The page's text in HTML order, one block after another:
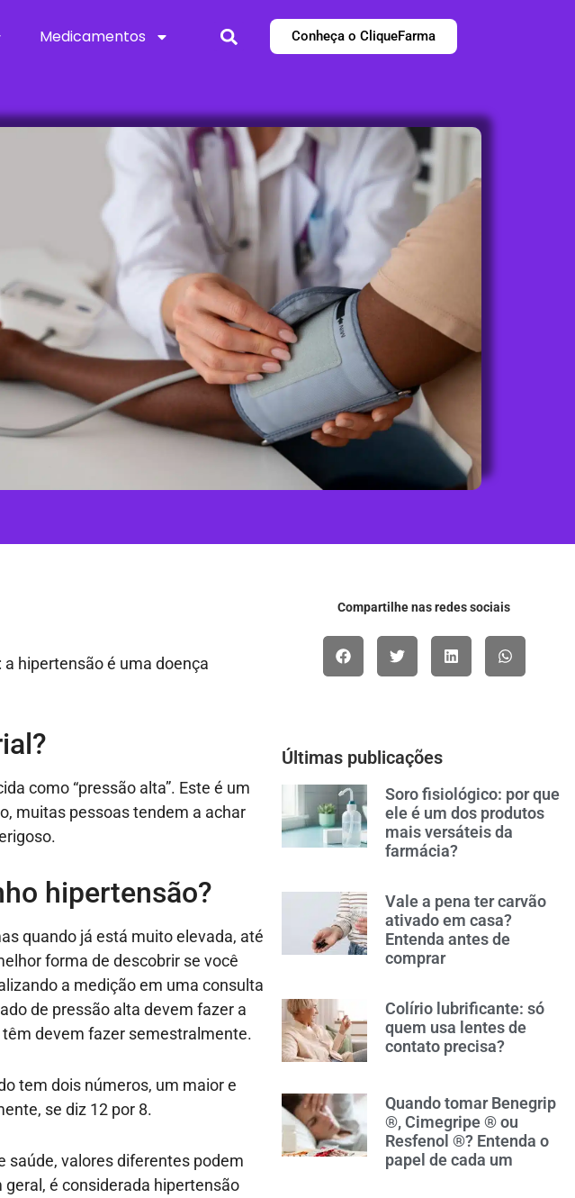
Medicamentos Conheça o CliqueFarma
: a hipertensãoé uma doença
como “pressão alta”. Este é um
muitas pessoas tendem a achar
hipertensão?
quando já está muito elevada, até
forma de descobrir se você
a medição em uma consulta
de pressão alta devem fazer a
devem fazer semestralmente.
tem dois números, um maior e
se diz 12 por 8.
saúde, valores diferentes podem
é considerada hipertensão
Compartilhe nas redes sociais
Últimas publicações
Soro fisiológico: por que
ele é um dos produtos
mais versáteis da
farmácia?
Vale a pena ter carvão
ativado em casa?
Entenda antes de
comprar
Colírio lubrificante: só
quem usa lentes de
contato precisa?
Quando tomar Benegrip
®, Cimegripe ® ou
Resfenol ®? Entenda o
papel de cada um